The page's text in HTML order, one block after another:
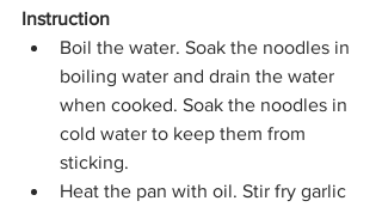
Instruction
Boil the water. Soak the noodles in
boiling water and drain the water
when cooked. Soak the noodles in
cold water to keep them from
sticking.
Heat the pan with oil. Stir fry garlic